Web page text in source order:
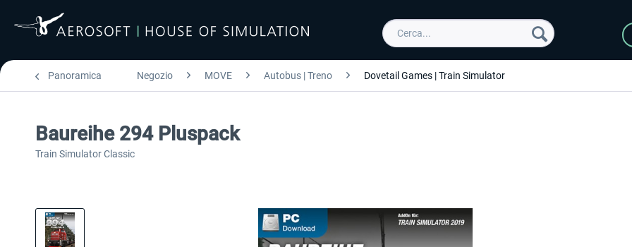
Panoramica Negozio MOVE Autobus | Treno Dovetail Games | Train Simulator
Baureihe 294 Pluspack
Train Simulator Classic